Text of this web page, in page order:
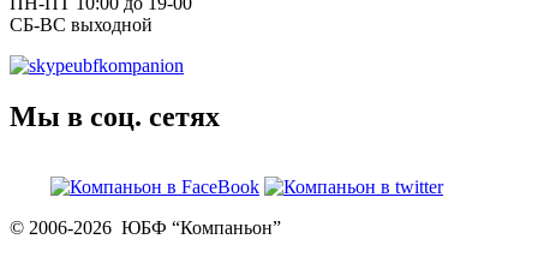
СБ-ВС выходной
ubfkompanion
Мы в соц. сетях
© 2006-2026 ЮБФ “Компаньон”